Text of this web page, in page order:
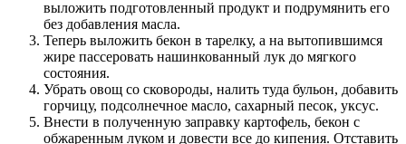
выложить подготовленный продукт и подрумянить его
без добавления масла.
Теперь выложить бекон в тарелку, а на вытопившимся
жире пассеровать нашинкованный лук до мягкого
состояния.
Убрать овощ со сковороды, налить туда бульон, добавить
горчицу, подсолнечное масло, сахарный песок, уксус.
Внести в полученную заправку картофель, бекон с
обжаренным луком и довести все до кипения. Отставить